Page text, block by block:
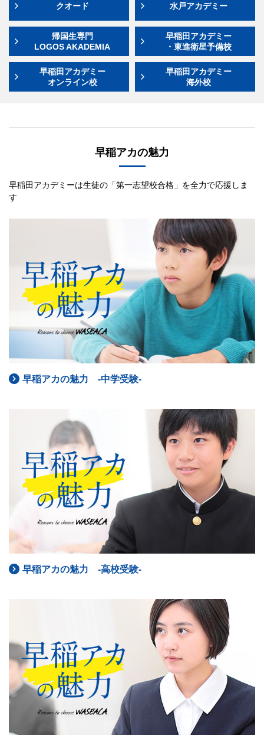
クオード 水戸アカデミー
帰国生専門
LOGOS AKADEMIA
早稲田アカデミー
・東進衛星予備校
早稲田アカデミー
オンライン校
早稲田アカデミー
海外校
早稲アカの魅力
早稲田アカデミーは生徒の「第一志望校合格」を全力で応援しま
す
早稲アカの魅力 -中学受験-
早稲アカの魅力 -高校受験-